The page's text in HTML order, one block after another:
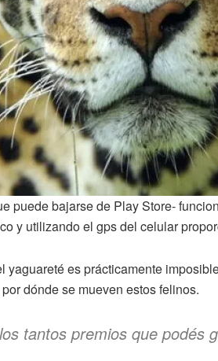
puede bajarse de Play Store-
y utilizando el gps del celular
yaguareté es prácticamente
dónde se mueven estos felinos.
tantos premios que podés